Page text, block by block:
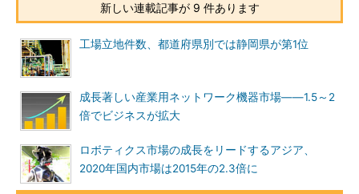
新しい連載記事が 9 件あります
工場立地件数、都道府県別では静岡県が第1位
成長著しい産業用ネットワーク機器市場――1.5～2
倍でビジネスが拡大
ロボティクス市場の成長をリードするアジア、
2020年国内市場は2015年の2.3倍に